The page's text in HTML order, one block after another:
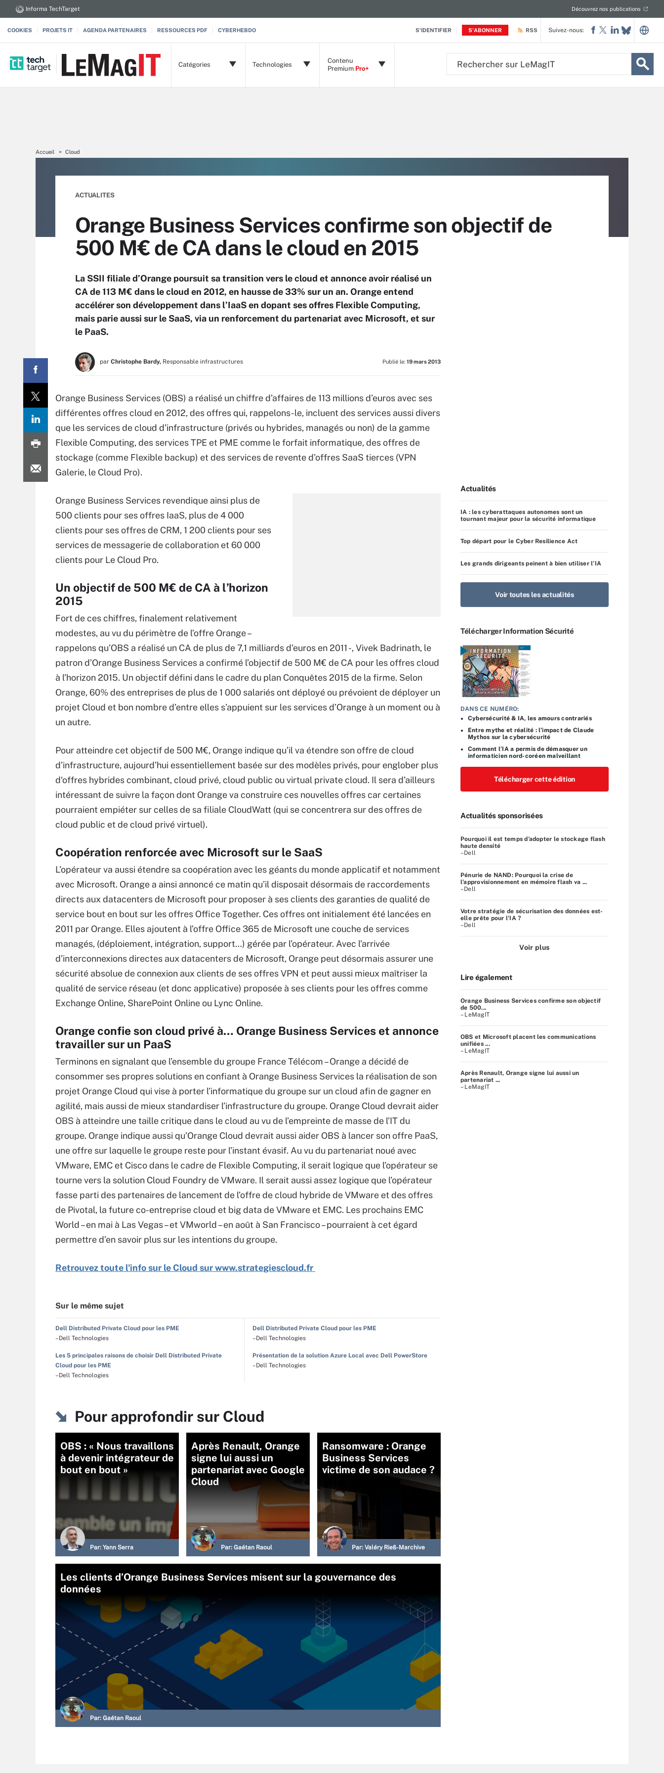
S'IDENTIFIER S'ABONNER
Informa TechTarget Découvrez nos publications
COOKIES PROJETS IT AGENDA PARTENAIRES RESSOURCES PDF CYBERHEBDO RSS
Catégories Technologies
Contenu
Premium Pro+
Suivez-nous:
Accueil Cloud
ACTUALITES
Orange Business Services confirme son objectif de
500 M€ de CA dans le cloud en 2015
La SSII filiale d’Orange poursuit sa transition vers le cloud et annonce avoir réalisé un
CA de 113 M€ dans le cloud en 2012, en hausse de 33% sur un an. Orange entend
accélérer son développement dans l’IaaS en dopant ses offres Flexible Computing,
mais parie aussi sur le SaaS, via un renforcement du partenariat avec Microsoft, et sur
le PaaS.
par Christophe Bardy, Responsable infrastructures Publié le: 19 mars 2013
Orange Business Services (OBS) a réalisé un chiffre d’affaires de 113 millions d’euros avec ses
différentes offres cloud en 2012, des offres qui, rappelons-le, incluent des services aussi divers
que les services de cloud d’infrastructure (privés ou hybrides, managés ou non) de la gamme
Flexible Computing, des services TPE et PME comme le forfait informatique, des offres de
stockage (comme Flexible backup) et des services de revente d’offres SaaS tierces (VPN
Galerie, le Cloud Pro).
Orange Business Services revendique ainsi plus de
500 clients pour ses offres IaaS, plus de 4 000
clients pour ses offres de CRM, 1 200 clients pour ses
services de messagerie de collaboration et 60 000
clients pour Le Cloud Pro.
Un objectif de 500 M€ de CA à l’horizon
2015
Fort de ces chiffres, finalement relativement
modestes, au vu du périmètre de l’offre Orange –
rappelons qu’OBS a réalisé un CA de plus de 7,1 milliards d’euros en 2011 -, Vivek Badrinath, le
patron d’Orange Business Services a confirmé l’objectif de 500 M€ de CA pour les offres cloud
à l’horizon 2015. Un objectif défini dans le cadre du plan Conquêtes 2015 de la firme. Selon
Orange, 60% des entreprises de plus de 1 000 salariés ont déployé ou prévoient de déployer un
projet Cloud et bon nombre d’entre elles s’appuient sur les services d’Orange à un moment ou à
un autre.
Pour atteindre cet objectif de 500 M€, Orange indique qu’il va étendre son offre de cloud
d’infrastructure, aujourd’hui essentiellement basée sur des modèles privés, pour englober plus
d‘offres hybrides combinant, cloud privé, cloud public ou virtual private cloud. Il sera d’ailleurs
intéressant de suivre la façon dont Orange va construire ces nouvelles offres car certaines
pourraient empiéter sur celles de sa filiale CloudWatt (qui se concentrera sur des offres de
cloud public et de cloud privé virtuel).
Coopération renforcée avec Microsoft sur le SaaS
L’opérateur va aussi étendre sa coopération avec les géants du monde applicatif et notamment
avec Microsoft. Orange a ainsi annoncé ce matin qu’il disposait désormais de raccordements
directs aux datacenters de Microsoft pour proposer à ses clients des garanties de qualité de
service bout en bout sur les offres Office Together. Ces offres ont initialement été lancées en
2011 par Orange. Elles ajoutent à l’offre Office 365 de Microsoft une couche de services
managés, (déploiement, intégration, support…) gérée par l’opérateur. Avec l’arrivée
d’interconnexions directes aux datacenters de Microsoft, Orange peut désormais assurer une
sécurité absolue de connexion aux clients de ses offres VPN et peut aussi mieux maîtriser la
qualité de service réseau (et donc applicative) proposée à ses clients pour les offres comme
Exchange Online, SharePoint Online ou Lync Online.
Orange confie son cloud privé à… Orange Business Services et annonce
travailler sur un PaaS
Terminons en signalant que l’ensemble du groupe France Télécom – Orange a décidé de
consommer ses propres solutions en confiant à Orange Business Services la réalisation de son
projet Orange Cloud qui vise à porter l’informatique du groupe sur un cloud afin de gagner en
agilité, mais aussi de mieux standardiser l’infrastructure du groupe. Orange Cloud devrait aider
OBS à atteindre une taille critique dans le cloud au vu de l’empreinte de masse de l’IT du
groupe. Orange indique aussi qu’Orange Cloud devrait aussi aider OBS à lancer son offre PaaS,
une offre sur laquelle le groupe reste pour l’instant évasif. Au vu du partenariat noué avec
VMware, EMC et Cisco dans le cadre de Flexible Computing, il serait logique que l’opérateur se
tourne vers la solution Cloud Foundry de VMware. Il serait aussi assez logique que l’opérateur
fasse parti des partenaires de lancement de l’offre de cloud hybride de VMware et des offres
de Pivotal, la future co-entreprise cloud et big data de VMware et EMC. Les prochains EMC
World – en mai à Las Vegas – et VMworld – en août à San Francisco – pourraient à cet égard
permettre d’en savoir plus sur les intentions du groupe.
Retrouvez toute l'info sur le Cloud sur www.strategiescloud.fr
Sur le même sujet
Dell Distributed Private Cloud pour les PME
–Dell Technologies
Dell Distributed Private Cloud pour les PME
–Dell Technologies
Les 5 principales raisons de choisir Dell Distributed Private
Cloud pour les PME
–Dell Technologies
Présentation de la solution Azure Local avec Dell PowerStore
–Dell Technologies
Pour approfondir sur Cloud
OBS : « Nous travaillons
à devenir intégrateur de
bout en bout »
Par: Yann Serra
Après Renault, Orange
signe lui aussi un
partenariat avec Google
Cloud
Par: Gaétan Raoul
Ransomware : Orange
Business Services
victime de son audace ?
Par: Valéry Rieß-Marchive
Les clients d’Orange Business Services misent sur la gouvernance des
données
Par: Gaétan Raoul
Actualités
IA : les cyberattaques autonomes sont un
tournant majeur pour la sécurité informatique
Top départ pour le Cyber Resilience Act
Les grands dirigeants peinent à bien utiliser l’IA
Voir toutes les actualités
Télécharger Information Sécurité
DANS CE NUMÉRO:
Cybersécurité & IA, les amours contrariés
Entre mythe et réalité : l’impact de Claude
Mythos sur la cybersécurité
Comment l’IA a permis de démasquer un
informaticien nord-coréen malveillant
Télécharger cette édition
Actualités sponsorisées
Pourquoi il est temps d’adopter le stockage flash
haute densité
–Dell
Pénurie de NAND: Pourquoi la crise de
l’approvisionnement en mémoire flash va ...
–Dell
Votre stratégie de sécurisation des données est-
elle prête pour l'IA ?
–Dell
Voir plus
Lire également
Orange Business Services confirme son objectif
de 500...
– LeMagIT
OBS et Microsoft placent les communications
unifiées ...
– LeMagIT
Après Renault, Orange signe lui aussi un
partenariat ...
– LeMagIT